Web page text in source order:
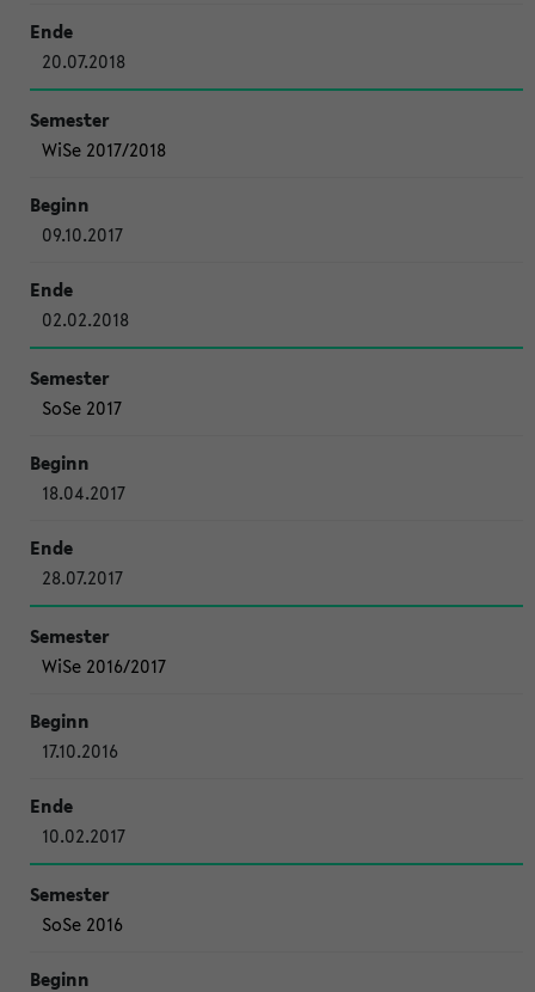
20.07.2018
WiSe 2017/2018
09.10.2017
02.02.2018
SoSe 2017
18.04.2017
28.07.2017
WiSe 2016/2017
17.10.2016
10.02.2017
SoSe 2016